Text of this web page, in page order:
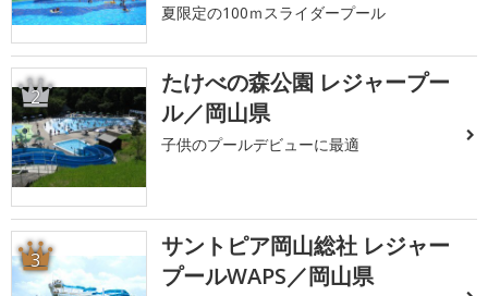
夏限定の100ｍスライダープール
2
たけべの森公園 レジャープー
ル／岡山県
子供のプールデビューに最適
3
サントピア岡山総社 レジャー
プールWAPS／岡山県